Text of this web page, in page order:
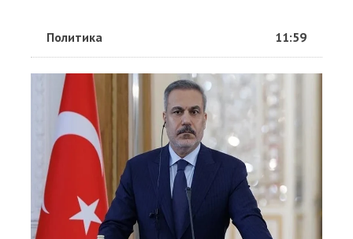
Политика 11:59